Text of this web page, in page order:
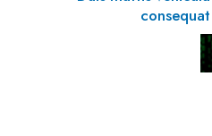
consequat